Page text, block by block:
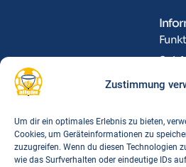
Zustimmung
Um dir ein optimales Erlebnis zu bieten,
Cookies, um Geräteinformationen zu
zuzugreifen. Wenn du diesen Technologien
wie das Surfverhalten oder eindeutige IDs
Links
BTSV